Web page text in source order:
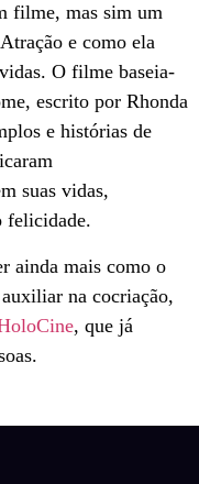
filme, mas sim um
e como ela
O filme baseia-
escrito por Rhonda
e histórias de
suas vidas,
felicidade.
ainda mais como o
na cocriação,
, que já